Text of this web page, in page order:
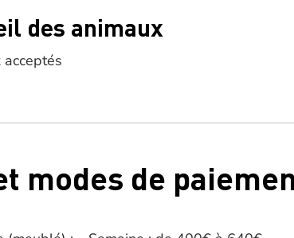
des animaux
modes de